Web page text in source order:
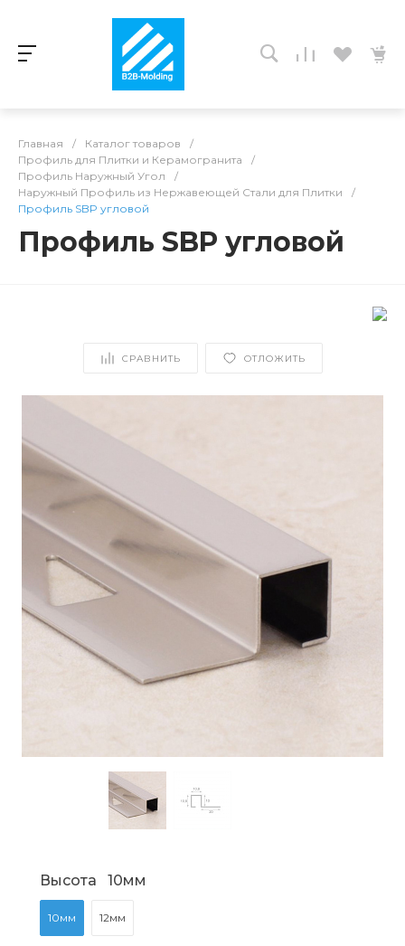
Главная / Каталог товаров
/
Профиль для Плитки и Керамогранита
/
Профиль Наружный Угол
/
Наружный Профиль из Нержавеющей Стали для Плитки
/
Профиль SBP угловой
Профиль SBP угловой
СРАВНИТЬ ОТЛОЖИТЬ
Высота 10мм
10мм 12мм